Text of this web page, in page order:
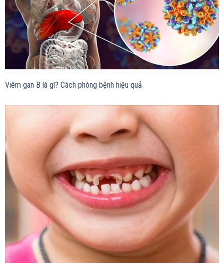
Viêm gan B là gì? Cách phòng bệnh hiệu quả